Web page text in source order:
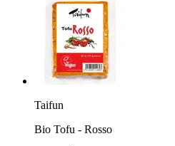
Taifun
Bio Tofu - Rosso